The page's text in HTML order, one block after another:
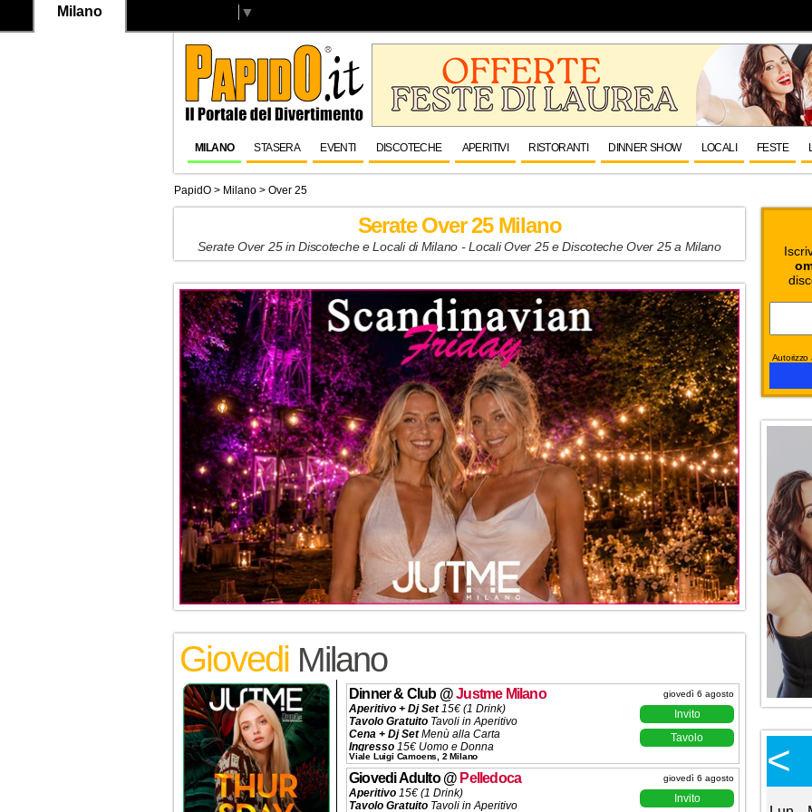
Milano ▼
MILANO STASERA EVENTI DISCOTECHE APERITIVI RISTORANTI DINNER SHOW LOCALI FESTE
PapidO > Milano > Over 25
Serate Over 25 Milano
Serate Over 25 in Discoteche e Locali di Milano - Locali Over 25 e Discoteche Over 25 a Milano
Giovedi Milano
giovedì 6 agosto
Dinner & Club@Justme Milano
Aperitivo + Dj Set15€ (1 Drink)
Tavolo Gratuito Tavoli in Aperitivo
Cena + Dj SetMenù alla Carta
Ingresso 15€ Uomo e Donna
Tavolo320€ (5 Ingressi)
Prenotazioni ✆3332434799
Invito
Tavolo
Viale Luigi Camoens, 2 Milano
giovedì 6 agosto
Giovedi Adulto@ Pelledoca
Aperitivo 15€ (1 Drink)
Tavolo Gratuito Tavoli in Aperitivo
Invito
Autorizzo
<
Calendario Eventi
Ottobre 2026
<